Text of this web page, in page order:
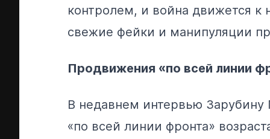
контролем, и война движется
свежие фейки и манипуляции
Продвижения «по всей линии
В недавнем интервью
«по всей линии фронта»